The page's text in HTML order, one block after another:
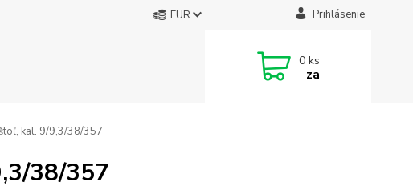
EUR Prihlásenie
0 ks
za
kal. 9/9,3/38/357
38/357